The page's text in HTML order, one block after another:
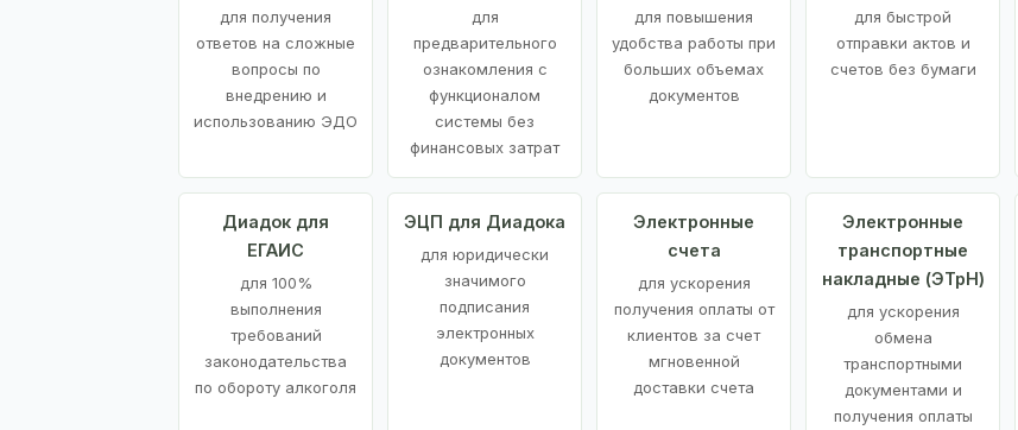
для получения
ответов на сложные
вопросы по
внедрению и
использованию ЭДО
для
предварительного
ознакомления с
функционалом
системы без
финансовых затрат
для повышения
удобства работы при
больших объемах
документов
для быстрой
отправки актов и
счетов без бумаги
Диадок для
ЕГАИС
для 100%
выполнения
требований
законодательства
по обороту алкоголя
ЭЦП для Диадока
для юридически
значимого
подписания
электронных
документов
Электронные
счета
для ускорения
получения оплаты от
клиентов за счет
мгновенной
доставки счета
Электронные
транспортные
накладные (ЭТрН)
для ускорения
обмена
транспортными
документами и
получения оплаты